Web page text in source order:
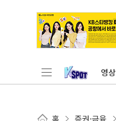
영상
홈 증권·금융